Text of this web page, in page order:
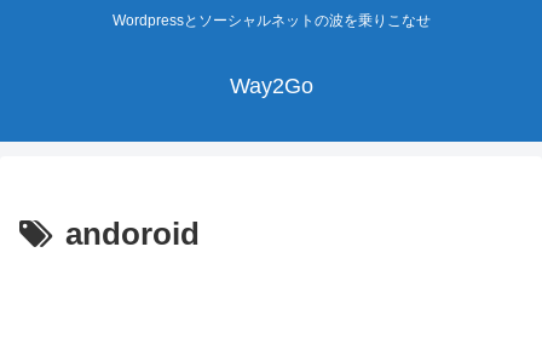
Wordpressとソーシャルネットの波を乗りこなせ
Way2Go
andoroid